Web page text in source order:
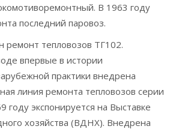
В 1963 году
последний паровоз.
ремонт тепловозов ТГ102.
впервые в истории
практики внедрена
линия ремонта тепловозов серии
году экспонируется на Выставке
хозяйства (ВДНХ). Внедрена